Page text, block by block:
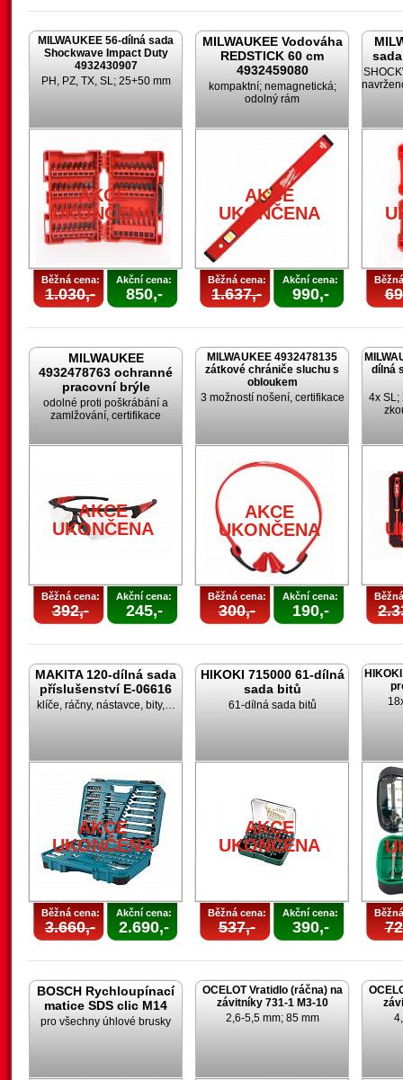
MILWAUKEE 56-dílná sada
Shockwave Impact Duty
4932430907
PH, PZ, TX, SL; 25+50 mm
AKCE
UKONČENA
Běžná cena:
1.030,-
Akční cena:
850,-
MILWAUKEE Vodováha
REDSTICK 60 cm
4932459080
kompaktní; nemagnetická;
odolný rám
AKCE
UKONČENA
Běžná cena:
1.637,-
Akční cena:
990,-
MILWAUKEE
4932478763 ochranné
pracovní brýle
odolné proti poškrábání a
zamlžování, certifikace
AKCE
UKONČENA
Běžná cena:
392,-
Akční cena:
245,-
MILWAUKEE 4932478135
zátkové chrániče sluchu s
obloukem
3 možností nošení, certifikace
AKCE
UKONČENA
Běžná cena:
300,-
Akční cena:
190,-
dílná
4x SL;
MAKITA 120-dílná sada
příslušenství E-06616
klíče, ráčny, nástavce, bity,…
AKCE
UKONČENA
Běžná cena:
3.660,-
Akční cena:
2.690,-
HIKOKI 715000 61-dílná
sada bitů
61-dílná sada bitů
AKCE
UKONČENA
Běžná cena:
537,-
Akční cena:
390,-
BOSCH Rychloupínací
matice SDS clic M14
pro všechny úhlové brusky
OCELOT Vratidlo (ráčna) na
závitníky 731-1 M3-10
2,6-5,5 mm; 85 mm